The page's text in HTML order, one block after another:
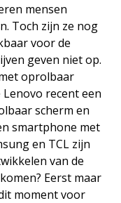
mensen
Toch zijn ze nog
voor de
geven niet op.
oprolbaar
recent een
scherm en
smartphone met
en TCL zijn
van de
Eerst maar
moment voor